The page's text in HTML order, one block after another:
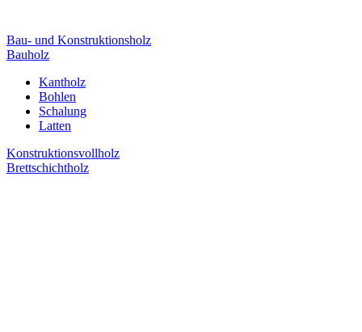
Bau- und Konstruktionsholz
Bauholz
Kantholz
Bohlen
Schalung
Latten
Konstruktionsvollholz
Brettschichtholz